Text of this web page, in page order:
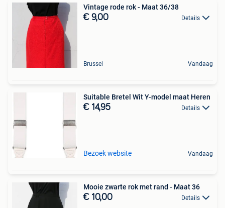
Vintage rode rok - Maat 36/38
€ 9,00 Details
Brussel Vandaag
Suitable Bretel Wit Y-model maat Heren
€ 14,95 Details
Bezoek website Vandaag
Mooie zwarte rok met rand - Maat 36
€ 10,00 Details